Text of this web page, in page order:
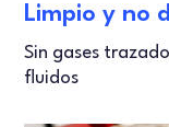
Limpio y no
Sin gases
fluidos